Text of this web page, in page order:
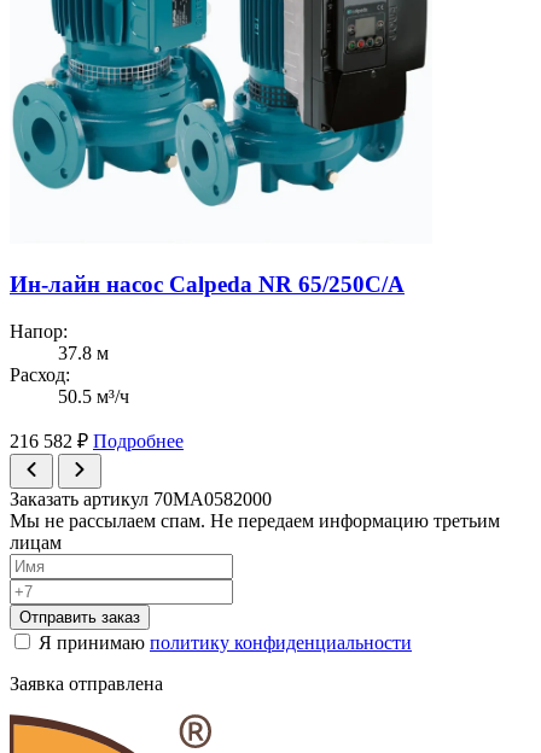
Ин-лайн насос Calpeda NR 65/250C/A
Напор:
37.8 м
Расход:
50.5 м³/ч
216 582 ₽ Подробнее
Заказать артикул 70MA0582000
Мы не рассылаем спам. Не передаем информацию третьим
лицам
Отправить заказ
Я принимаю политику конфиденциальности
Заявка отправлена